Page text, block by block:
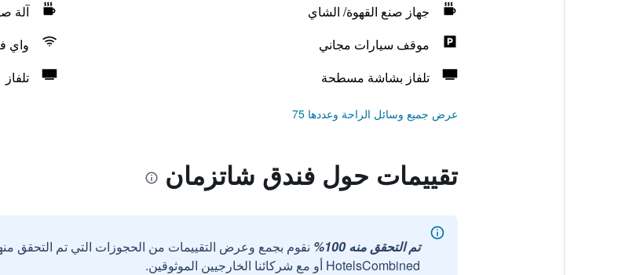
جهاز صنع القهوة/ الشاي
آلة
موقف سيارات مجاني
واي
تلفاز بشاشة مسطحة
تلفاز
عرض جميع وسائل الراحة وعددها 75
تقييمات حول فندق شاتزمان
تم التحقق منه 100%
نقوم بجمع وعرض التقييمات من الحجوزات التي تم التحقق
HotelsCombined أو مع شركائنا الخارجيين الموثوقين.